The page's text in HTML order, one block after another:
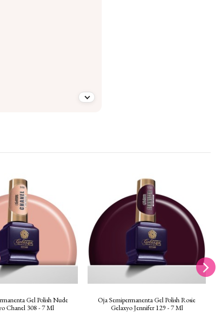
Gel Polish Nude
Chanel 308 - 7 Ml
Oja Semipermanenta Gel Polish Rosie
Gelaxyo Jennifer 129 - 7 Ml